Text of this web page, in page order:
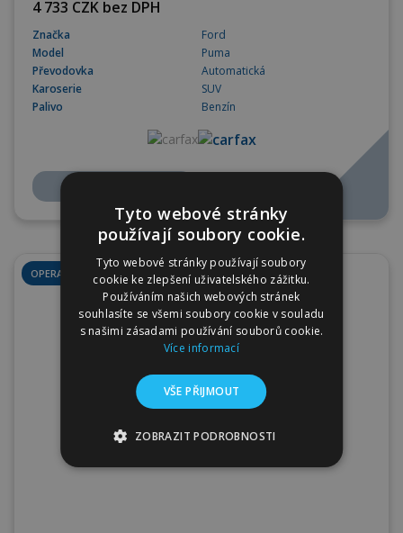
4 733 CZK bez DPH
Značka
Ford
Model
Puma
Převodovka
Automatická
Karoserie
SUV
Palivo
Benzín
OPERATIVNÍ LEASING
Tyto webové stránky
používají soubory cookie.
Tyto webové stránky používají soubory
cookie ke zlepšení uživatelského zážitku.
Používáním našich webových stránek
souhlasíte se všemi soubory cookie v souladu
s našimi zásadami používání souborů cookie.
Více informací
VŠE PŘIJMOUT
ZOBRAZIT PODROBNOSTI